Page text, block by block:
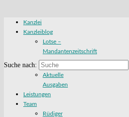
Suche nach:
Kanzlei
Kanzleiblog
Lotse –
Mandantenzeitschrift
Aktuelle
Ausgaben
Leistungen
Team
Rüdiger